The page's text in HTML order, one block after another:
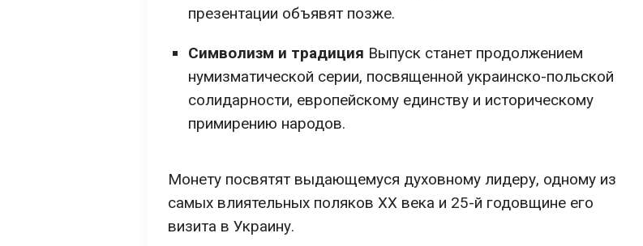
презентации объявят позже.
Символизм и традиция Выпуск станет продолжением
нумизматической серии, посвященной украинско-польской
солидарности, европейскому единству и историческому
примирению народов.
Монету посвятят выдающемуся духовному лидеру, одному из
самых влиятельных поляков ХХ века и 25-й годовщине его
визита в Украину.